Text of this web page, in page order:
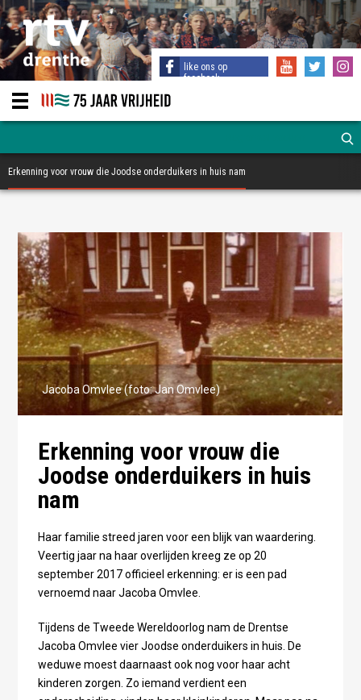
like ons op
facebook
Erkenning voor vrouw die Joodse onderduikers in huis nam
Jacoba Omvlee (foto: Jan Omvlee)
Erkenning voor vrouw die
Joodse onderduikers in huis
nam
Haar familie streed jaren voor een blijk van waardering.
Veertig jaar na haar overlijden kreeg ze op 20
september 2017 officieel erkenning: er is een pad
vernoemd naar Jacoba Omvlee.
Tijdens de Tweede Wereldoorlog nam de Drentse
Jacoba Omvlee vier Joodse onderduikers in huis. De
weduwe moest daarnaast ook nog voor haar acht
kinderen zorgen. Zo iemand verdient een